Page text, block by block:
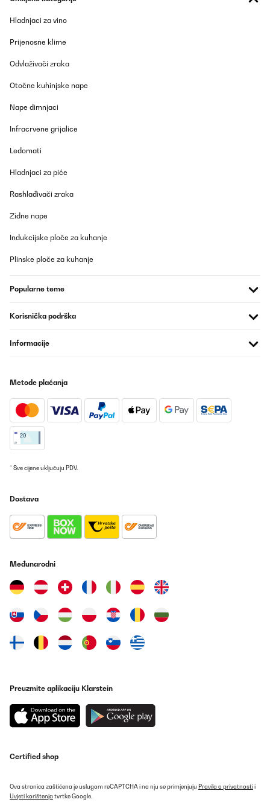
06/06/2025
Gute Qualität gute Aufbauanleitung.sind voll und ganz zufrieden.
Prevedi
Das Hochbeet ist sehr stabil und macht einen hochwertigen
Ich bin absolut begeistert von diesem Hochbeet aus Metall! Der
Material wirkt sehr robust und wetterfest, genau richtig für den
modern und hochwertig aus – ein echter Hingucker. Bisher
Ich würde es jederzeit wieder kaufen!
War schnell zusammengebaut. Der Aufbau ergibt sich von selbst.
Amazon-Benutzer
Gute Qualität, lässt sich gut zusammen bauen.Zwar erst ein
wenig frickelich aber dann ist es gut.
Easy to assemble, very sturdy, beautiful design.
eindeutiges Daumen hoch. Sehr gute Qualität, Schraubenlöcher
sind groß genug, kein quälen beim Zusammenbau. Ich habe
ging es wirklich völlig komplikatinslos alleine. Und ich bin
wahrlich kein Könner beim Zusammenbau. So habe ich für diesen
wirklich guten Preis gleich zwei Hochbeete. Wenn die komplette
Hladnjaci za vino
Prijenosne klime
Odvlaživači zraka
Otočne kuhinjske nape
Nape dimnjaci
Infracrvene grijalice
Ledomati
Hladnjaci za piće
Rashlađivači zraka
Zidne nape
Indukcijske ploče za kuhanje
Plinske ploče za kuhanje
Popularne teme
Korisnička podrška
Informacije
Metode plaćanja
* Sve cijene uključuju PDV.
Dostava
Međunarodni
Preuzmite aplikaciju Klarstein
Certified shop
Ova stranica zaštićena je uslugom reCAPTCHA i na nju se primjenjuju Pravila o privatnostii
Uvjeti korištenja tvrtke Google.